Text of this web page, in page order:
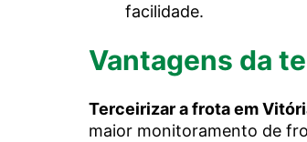
facilidade.
Vantagens da
Terceirizar a frota em
maior monitoramento de